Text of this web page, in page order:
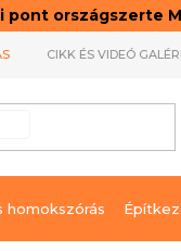
országszerte
CIKK ÉS VIDEÓ
homokszórás